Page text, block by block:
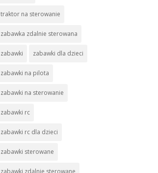
traktor na sterowanie
zabawka zdalnie sterowana
zabawki zabawki dla dzieci
zabawki na pilota
zabawki na sterowanie
zabawki rc
zabawki rc dla dzieci
zabawki sterowane
zabawki zdalnie sterowane